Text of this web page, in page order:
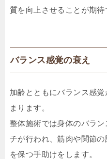
質を向上させることが期待
バランス感覚の衰え
加齢とともにバランス感
まります。
整体施術では身体のバラ
チが行われ、筋肉や関節
を保つ手助けをします。